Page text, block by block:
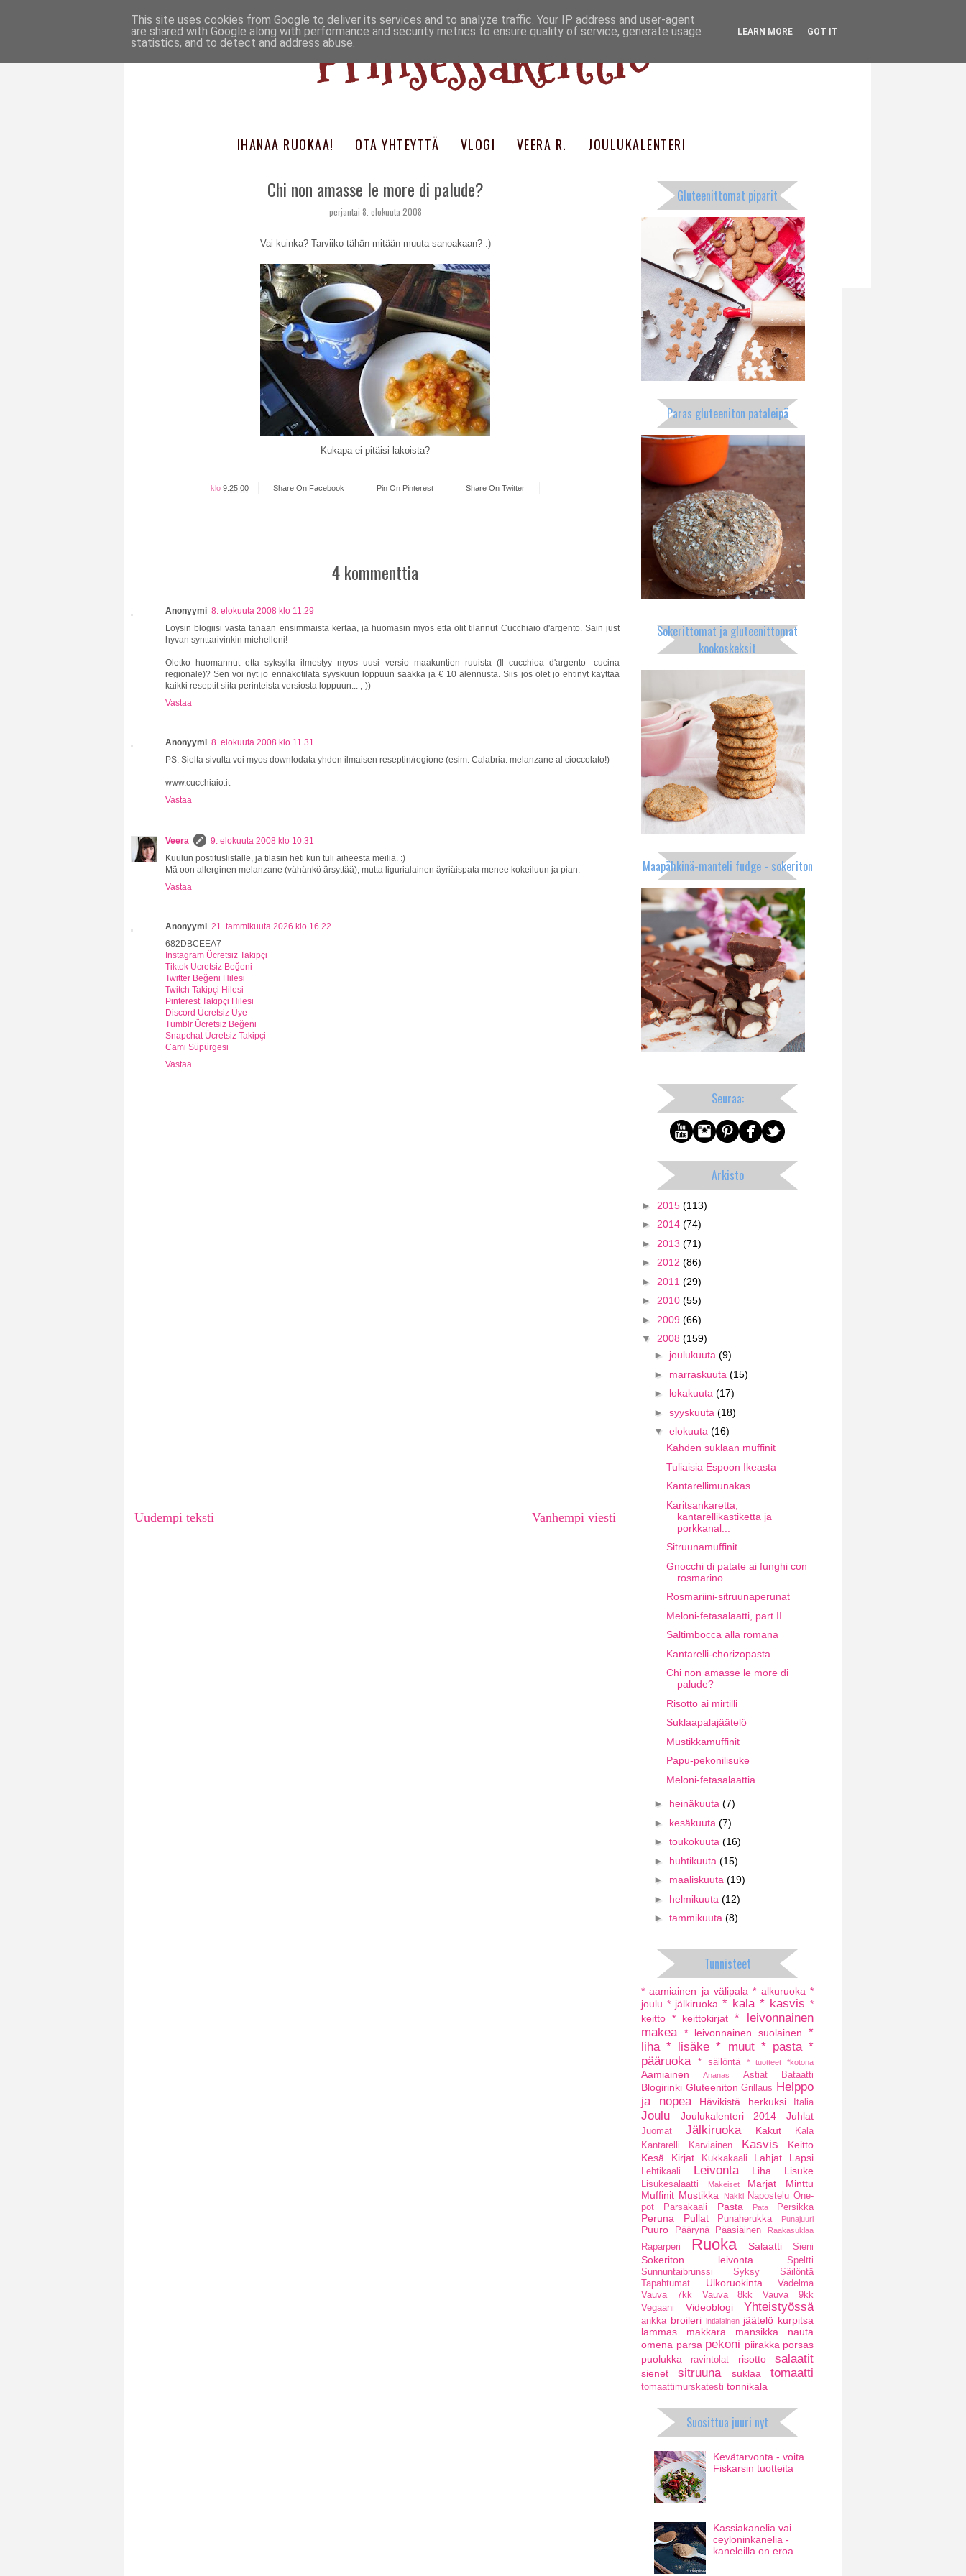
Prinsessakeittiö
IHANAA RUOKAA! OTA YHTEYTTÄ VLOGI VEERA R. JOULUKALENTERI
Chi non amasse le more di palude?
perjantai 8. elokuuta 2008
Vai kuinka? Tarviiko tähän mitään muuta sanoakaan? :)
Kukapa ei pitäisi lakoista?
klo 9.25.00 Share On Facebook Pin On Pinterest Share On Twitter
4 kommenttia
Anonyymi 8. elokuuta 2008 klo 11.29
Loysin blogiisi vasta tanaan ensimmaista kertaa, ja huomasin myos etta olit tilannut Cucchiaio d'argento. Sain just
hyvan synttarivinkin miehelleni!
Oletko huomannut etta syksylla ilmestyy myos uusi versio maakuntien ruuista (Il cucchioa d'argento -cucina
regionale)? Sen voi nyt jo ennakotilata syyskuun loppuun saakka ja € 10 alennusta. Siis jos olet jo ehtinyt kayttaa
kaikki reseptit siita perinteista versiosta loppuun... ;-))
Vastaa
Anonyymi 8. elokuuta 2008 klo 11.31
PS. Sielta sivulta voi myos downlodata yhden ilmaisen reseptin/regione (esim. Calabria: melanzane al cioccolato!)
www.cucchiaio.it
Vastaa
Veera
9. elokuuta 2008 klo 10.31
Kuulun postituslistalle, ja tilasin heti kun tuli aiheesta meiliä. :)
Mä oon allerginen melanzane (vähänkö ärsyttää), mutta ligurialainen äyriäispata menee kokeiluun ja pian.
Vastaa
Anonyymi 21. tammikuuta 2026 klo 16.22
682DBCEEA7
Instagram Ücretsiz Takipçi
Tiktok Ücretsiz Beğeni
Twitter Beğeni Hilesi
Twitch Takipçi Hilesi
Pinterest Takipçi Hilesi
Discord Ücretsiz Üye
Tumblr Ücretsiz Beğeni
Snapchat Ücretsiz Takipçi
Cami Süpürgesi
Vastaa
Uudempi teksti Vanhempi viesti
Gluteenittomat piparit
Paras gluteeniton pataleipä
Sokerittomat ja gluteenittomat
kookoskeksit
Maapähkinä-manteli fudge - sokeriton
Seuraa:
Arkisto
► 2015 (113)
► 2014 (74)
► 2013 (71)
► 2012 (86)
► 2011 (29)
► 2010 (55)
► 2009 (66)
▼ 2008 (159)
► joulukuuta (9)
► marraskuuta (15)
► lokakuuta (17)
► syyskuuta (18)
▼ elokuuta (16)
Kahden suklaan muffinit
Tuliaisia Espoon Ikeasta
Kantarellimunakas
Karitsankaretta,
kantarellikastiketta ja
porkkanal...
Sitruunamuffinit
Gnocchi di patate ai funghi con
rosmarino
Rosmariini-sitruunaperunat
Meloni-fetasalaatti, part II
Saltimbocca alla romana
Kantarelli-chorizopasta
Chi non amasse le more di
palude?
Risotto ai mirtilli
Suklaapalajäätelö
Mustikkamuffinit
Papu-pekonilisuke
Meloni-fetasalaattia
► heinäkuuta (7)
► kesäkuuta (7)
► toukokuuta (16)
► huhtikuuta (15)
► maaliskuuta (19)
► helmikuuta (12)
► tammikuuta (8)
Tunnisteet
* aamiainen ja välipala * alkuruoka *
joulu * jälkiruoka * kala * kasvis *
keitto * keittokirjat * leivonnainen
makea
* leivonnainen suolainen
*
liha * lisäke * muut * pasta *
pääruoka
* säilöntä * tuotteet *kotona
Aamiainen Ananas Astiat Bataatti
Blogirinki Gluteeniton Grillaus Helppo
ja nopea
Hävikistä herkuksi Italia
Joulu Joulukalenteri 2014 Juhlat
Juomat Jälkiruoka Kakut
Kala
Kantarelli
Karviainen Kasvis
Keitto
Kesä
Kirjat Kukkakaali Lahjat Lapsi
Lehtikaali Leivonta Liha Lisuke
Lisukesalaatti Makeiset Marjat
Minttu
Muffinit Mustikka Nakki Napostelu One-
pot
Parsakaali Pasta Pata Persikka
Peruna Pullat Punaherukka Punajuuri
Puuro Päärynä Pääsiäinen Raakasuklaa
Raparperi Ruoka Salaatti Sieni
Sokeriton leivonta
Speltti
Sunnuntaibrunssi
Syksy
Säilöntä
Tapahtumat
Ulkoruokinta
Vadelma
Vauva 7kk
Vauva 8kk
Vauva 9kk
Vegaani
Videoblogi Yhteistyössä
ankka broileri intialainen jäätelö kurpitsa
lammas
makkara mansikka
nauta
omena parsa pekoni piirakka porsas
puolukka
ravintolat risotto salaatit
sienet sitruuna suklaa tomaatti
tomaattimurskatesti tonnikala
Suosittua juuri nyt
Kevätarvonta - voita
Fiskarsin tuotteita
Kassiakanelia vai
ceyloninkanelia -
kaneleilla on eroa
This site uses cookies from Google to deliver its services and to analyze traffic. Your IP address and user-agent
are shared with Google along with performance and security metrics to ensure quality of service, generate usage
statistics, and to detect and address abuse.
LEARN MORE GOT IT